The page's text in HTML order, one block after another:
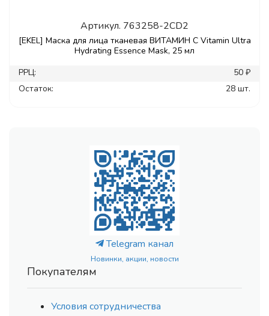
Артикул. 763258-2CD2
[EKEL] Маска для лица тканевая ВИТАМИН С Vitamin Ultra
Hydrating Essence Mask, 25 мл
РРЦ:
50 ₽
Остаток:
28 шт.
Telegram канал
Новинки, акции, новости
Покупателям
Условия сотрудничества